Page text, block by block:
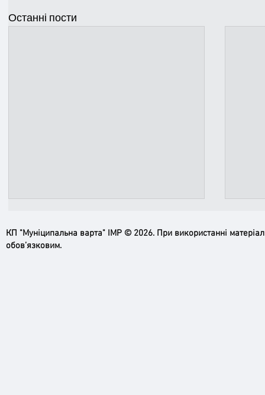
Останні пости
КП "Муніципальна варта" ІМР © 2026. При використанні
обов’язковим.